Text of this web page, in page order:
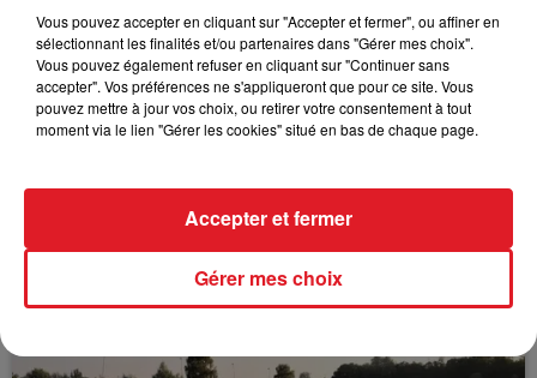
BÉTHUNE: ENQUÊTE POUR HOMICIDE
VOLONTAIRE EN COURS, APRÈS LA...
Vous pouvez accepter en cliquant sur "Accepter et fermer", ou affiner en
sélectionnant les finalités et/ou partenaires dans "Gérer mes choix".
Vous pouvez également refuser en cliquant sur "Continuer sans
accepter". Vos préférences ne s'appliqueront que pour ce site. Vous
pouvez mettre à jour vos choix, ou retirer votre consentement à tout
moment via le lien "Gérer les cookies" situé en bas de chaque page.
Gérer mes choix
Accepter et fermer